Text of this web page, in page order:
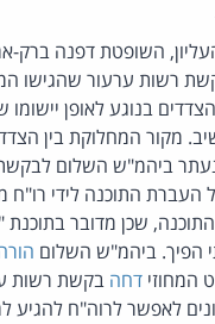
השופטת דפנה
רשות ערעור שהגישו
בנוגע לאופן
מקור המחלוקת בין
התוכנה לידי רו"ח
שכן מדובר
הפיך. ביהמ"ש השלום
המחוזי דחה בקשת רשות
לאפשר לרוה"ח